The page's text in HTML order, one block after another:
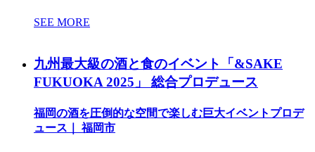
SEE MORE
九州最大級の酒と食のイベント「&SAKE
FUKUOKA 2025」 総合プロデュース
福岡の酒を圧倒的な空間で楽しむ巨大イベントプロデ
ュース｜ 福岡市